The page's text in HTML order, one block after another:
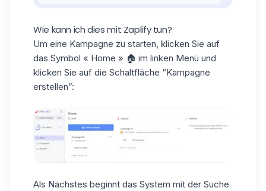
Wie kann ich dies mit Zaplify tun?
Um eine Kampagne zu starten, klicken Sie auf
das Symbol « Home » 🏠 im linken Menü und
klicken Sie auf die Schaltfläche “Kampagne
erstellen”:
Als Nächstes beginnt das System mit der Suche